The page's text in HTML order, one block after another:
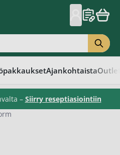
Ajankohtaista
– Siirry reseptiasiointiin